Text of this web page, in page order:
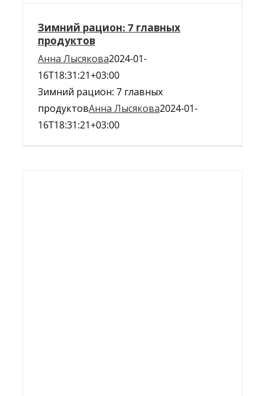
Зимний рацион: 7 главных
продуктов
Анна Лысякова2024-01-
16T18:31:21+03:00
Зимний рацион: 7 главных
продуктовАнна Лысякова2024-01-
16T18:31:21+03:00